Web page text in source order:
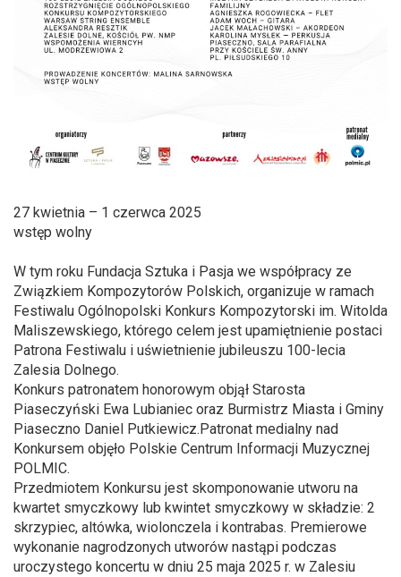
27 kwietnia – 1 czerwca 2025
wstęp wolny
W tym roku Fundacja Sztuka i Pasja we współpracy ze
Związkiem Kompozytorów Polskich, organizuje w ramach
Festiwalu Ogólnopolski Konkurs Kompozytorski im. Witolda
Maliszewskiego, którego celem jest upamiętnienie postaci
Patrona Festiwalu i uświetnienie jubileuszu 100-lecia
Zalesia Dolnego.
Konkurs patronatem honorowym objął Starosta
Piaseczyński Ewa Lubianiec oraz Burmistrz Miasta i Gminy
Piaseczno Daniel Putkiewicz.Patronat medialny nad
Konkursem objęło Polskie Centrum Informacji Muzycznej
POLMIC.
Przedmiotem Konkursu jest skomponowanie utworu na
kwartet smyczkowy lub kwintet smyczkowy w składzie: 2
skrzypiec, altówka, wiolonczela i kontrabas. Premierowe
wykonanie nagrodzonych utworów nastąpi podczas
uroczystego koncertu w dniu 25 maja 2025 r. w Zalesiu